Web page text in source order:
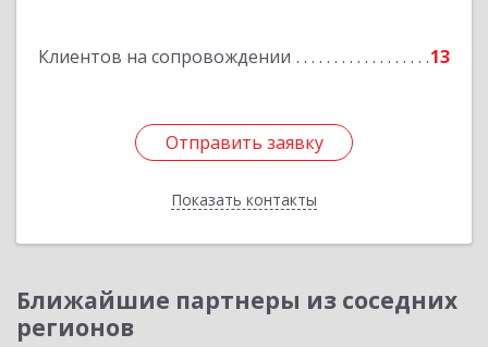
Клиентов на сопровождении 13
Отправить заявку
Показать контакты
Подробнее
Отправить заявку
Назад
Ближайшие партнеры из соседних
регионов